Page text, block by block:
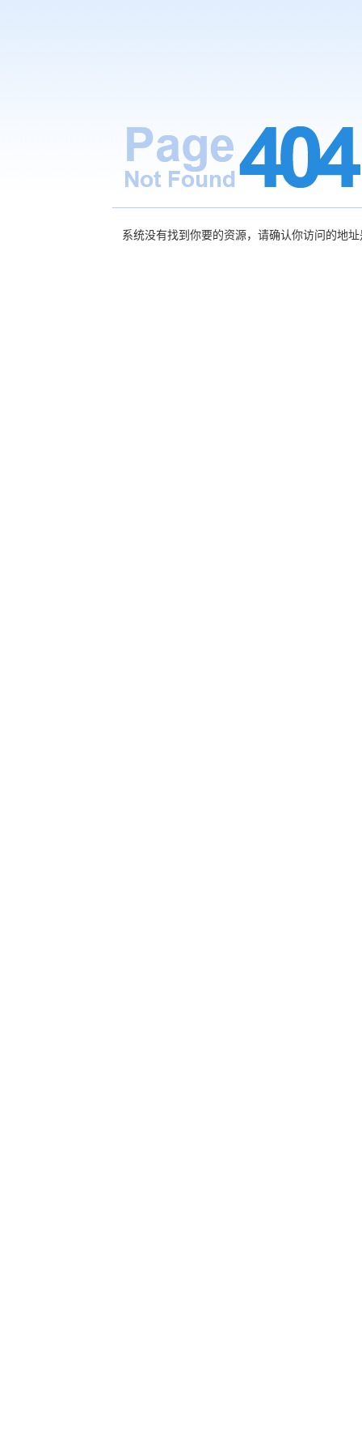
系统没有找到你要的资源，请确认你访问的地